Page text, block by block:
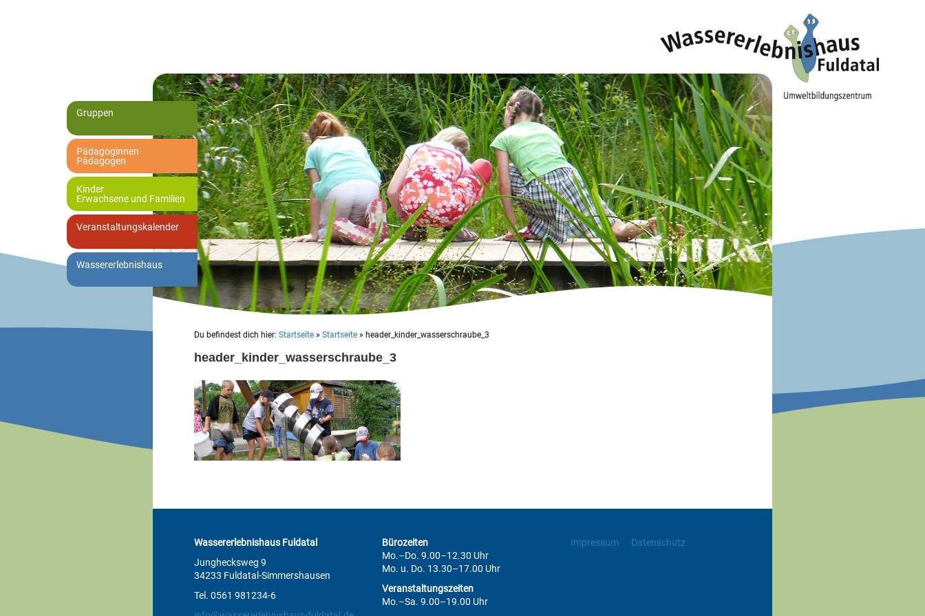
Gruppen
Pädagoginnen
Pädagogen
Kinder
Erwachsene und Familien
Veranstaltungskalender
Wassererlebnishaus
Du befindest dich hier: Startseite » Startseite » header_kinder_wasserschraube_3
header_kinder_wasserschraube_3
Wassererlebnishaus Fuldatal
Junghecksweg 9
34233 Fuldatal-Simmershausen
Tel. 0561 981234-6
Bürozeiten
Mo.–Do. 9.00–12.30 Uhr
Mo. u. Do. 13.30–17.00 Uhr
Veranstaltungszeiten
Mo.–Sa. 9.00–19.00 Uhr
Impressum Datenschutz